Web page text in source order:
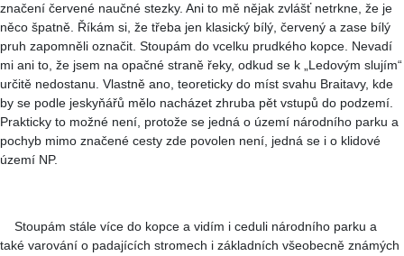
značení červené naučné stezky. Ani to mě nějak zvlášť netrkne, že je
něco špatně. Říkám si, že třeba jen klasický bílý, červený a zase bílý
pruh zapomněli označit. Stoupám do vcelku prudkého kopce. Nevadí
mi ani to, že jsem na opačné straně řeky, odkud se k „Ledovým slujím“
určitě nedostanu. Vlastně ano, teoreticky do míst svahu Braitavy, kde
by se podle jeskyňářů mělo nacházet zhruba pět vstupů do podzemí.
Prakticky to možné není, protože se jedná o území národního parku a
pochyb mimo značené cesty zde povolen není, jedná se i o klidové
území NP.
Stoupám stále více do kopce a vidím i ceduli národního parku a
také varování o padajících stromech i základních všeobecně známých